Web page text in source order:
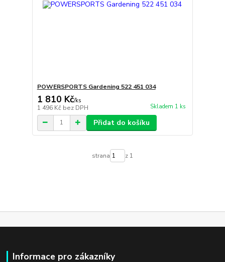
POWERSPORTS Gardening 522 451 034
1 810 Kč/ks
1 496 Kč bez DPH Skladem 1 ks
Přidat do košíku
strana z 1
Informace pro zákazníky